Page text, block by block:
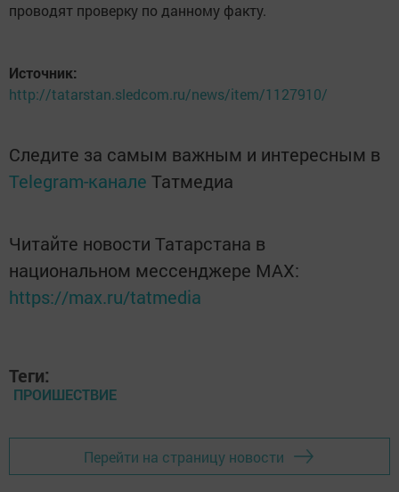
проводят проверку по данному факту.
Источник:
http://tatarstan.sledcom.ru/news/item/1127910/
Следите за самым важным и интересным в
Telegram-канале Татмедиа
Читайте новости Татарстана в
национальном мессенджере MАХ:
https://max.ru/tatmedia
Теги:
ПРОИШЕСТВИЕ
Перейти на страницу новости